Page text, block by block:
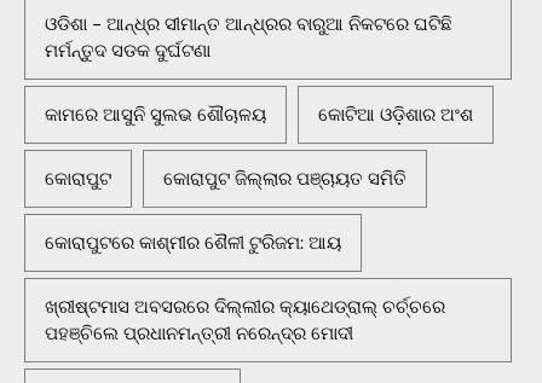
ଓଡିଶା - ଆନ୍ଧ୍ର ସୀମାନ୍ତ ଆନ୍ଧ୍ରର ବାରୁଆ ନିକଟରେ ଘଟିଛି
ମର୍ମନ୍ତୁଦ ସଡକ ଦୁର୍ଘଟଣା
କାମରେ ଆସୁନି ସୁଲଭ ଶୌଚାଳୟ କୋଟିଆ ଓଡ଼ିଶାର ଅଂଶ
କୋରାପୁଟ କୋରାପୁଟ ଜିଲ୍ଲାର ପଞ୍ଚାୟତ ସମିତି
କୋରାପୁଟରେ କାଶ୍ମୀର ଶୈଳୀ ଟୁରିଜମ: ଆୟ
ଖ୍ରୀଷ୍ଟମାସ ଅବସରରେ ଦିଲ୍ଲୀର କ୍ୟାଥେଡ୍ରାଲ୍ ଚର୍ଚ୍ଚରେ
ପହଞ୍ଚିଲେ ପ୍ରଧାନମନ୍ତ୍ରୀ ନରେନ୍ଦ୍ର ମୋଦୀ